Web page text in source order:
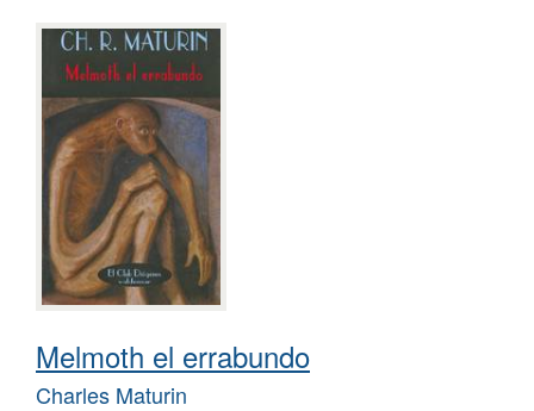
Melmoth el errabundo
Charles Maturin